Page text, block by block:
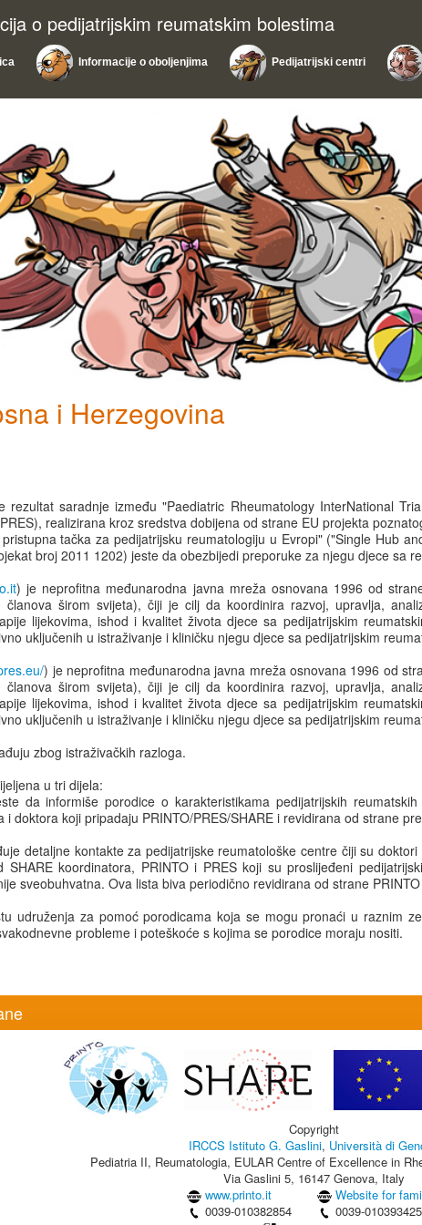
o pedijatrijskim reumatskim bolestima
Informacije o oboljenjima Pedijatrijski centri
i Herzegovina
rezultat saradnje između "Paediatric Rheumatology InterNational
realizirana kroz sredstva dobijena od strane EU projekta
tačka za pedijatrijsku reumatologiju u Evropi" ("Single Hub
broj 2011 1202) jeste da obezbijedi preporuke za njegu djece sa
) je neprofitna međunarodna javna mreža osnovana 1996 od
širom svijeta), čiji je cilj da koordinira razvoj, upravlja,
lijekovima, ishod i kvalitet života djece sa pedijatrijskim
uključenih u istraživanje i kliničku njegu djece sa pedijatrijskim
) je neprofitna međunarodna javna mreža osnovana 1996 od
širom svijeta), čiji je cilj da koordinira razvoj, upravlja,
lijekovima, ishod i kvalitet života djece sa pedijatrijskim
uključenih u istraživanje i kliničku njegu djece sa pedijatrijskim
zbog istraživačkih razloga.
u tri dijela:
da informiše porodice o karakteristikama pedijatrijskih
i doktora koji pripadaju PRINTO/PRES/SHARE i revidirana od strane
detaljne kontakte za pedijatrijske reumatološke centre čiji su
SHARE koordinatora, PRINTO i PRES koji su proslijeđeni
sveobuhvatna. Ova lista biva periodično revidirana od strane
udruženja za pomoć porodicama koja se mogu pronaći u raznim
probleme i poteškoće s kojima se porodice moraju nositi.
Copyright
IRCCS Istituto G. Gaslini, Università di
Pediatria II, Reumatologia, EULAR Centre of Excellence in
Via Gaslini 5, 16147 Genova, Italy
www.printo.it
Website for
0039-010382854
0039-010393425